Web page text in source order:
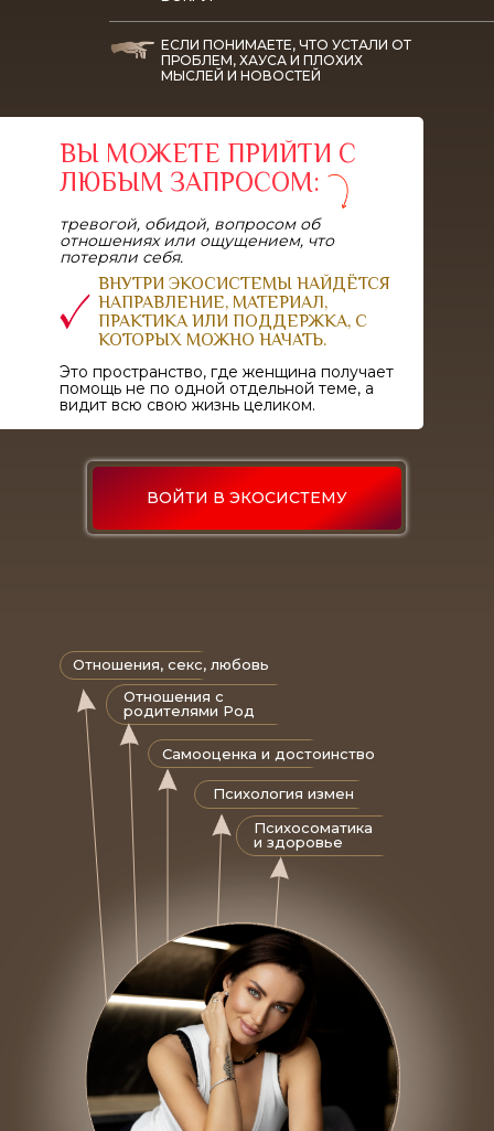
ВЫ МОЖЕТЕ ПРИЙТИ С
ЛЮБЫМ ЗАПРОСОМ:
ВОЙТИ В ЭКОСИСТЕМУ
Это пространство, где женщина получает
помощь не по одной отдельной теме, а
видит всю свою жизнь целиком.
тревогой, обидой, вопросом об
отношениях или ощущением, что
потеряли себя.
ЕСЛИ ПОНИМАЕТЕ, ЧТО УСТАЛИ ОТ
ПРОБЛЕМ, ХАУСА И ПЛОХИХ
МЫСЛЕЙ И НОВОСТЕЙ
ВНУТРИ ЭКОСИСТЕМЫ НАЙДЁТСЯ
НАПРАВЛЕНИЕ, МАТЕРИАЛ,
ПРАКТИКА ИЛИ ПОДДЕРЖКА, С
КОТОРЫХ МОЖНО НАЧАТЬ.
Психосоматика
и здоровье
Отношения с
родителями Род
Психология измен
Самооценка и достоинство
Отношения, секс, любовь